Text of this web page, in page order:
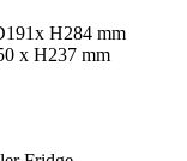
H284 mm
x H237 mm